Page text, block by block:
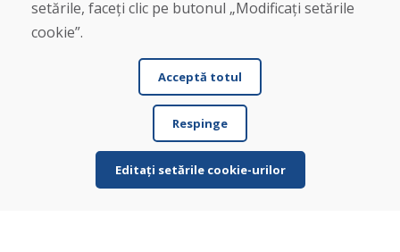
Despre noi
Magazin
Cumpărare
Magazin online
Termeni și condiții de afaceri
Livrare și plată
Plângere
setările, faceți clic pe butonul „Modificați setările
cookie”.
Acceptă totul
Respinge
Editați setările cookie-urilor